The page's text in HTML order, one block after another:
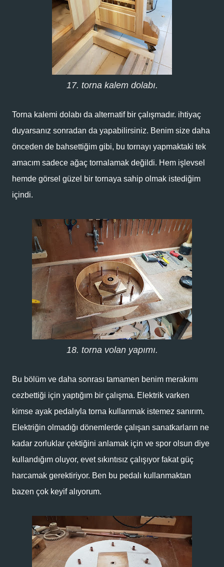
17. torna kalem dolabı.
Torna kalemi dolabı da alternatif bir çalışmadır. ihtiyaç
duyarsanız sonradan da yapabilirsiniz. Benim size daha
önceden de bahsettiğim gibi, bu tornayı yapmaktaki tek
amacım sadece ağaç tornalamak değildi. Hem işlevsel
hemde görsel güzel bir tornaya sahip olmak istediğim
içindi.
18. torna volan yapımı.
Bu bölüm ve daha sonrası tamamen benim merakımı
cezbettiği için yaptığım bir çalışma. Elektrik varken
kimse ayak pedalıyla torna kullanmak istemez sanırım.
Elektriğin olmadığı dönemlerde çalışan sanatkarların ne
kadar zorluklar çektiğini anlamak için ve spor olsun diye
kullandığım oluyor, evet sıkıntısız çalışıyor fakat güç
harcamak gerektiriyor. Ben bu pedalı kullanmaktan
bazen çok keyif alıyorum.